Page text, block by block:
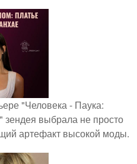
"Человека - Паука:
выбрала не просто
артефакт высокой моды.